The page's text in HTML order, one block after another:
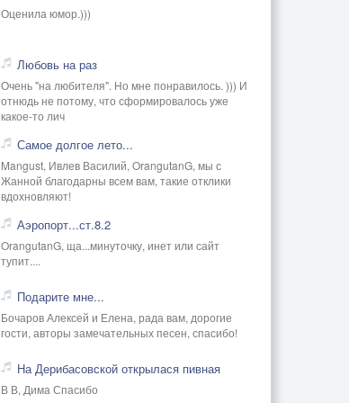
Оценила юмор.)))
Любовь на раз
Очень "на любителя". Но мне понравилось. ))) И
отнюдь не потому, что сформировалось уже
какое-то лич
Самое долгое лето...
Mangust, Ивлев Василий, OrangutanG, мы с
Жанной благодарны всем вам, такие отклики
вдохновляют!
Аэропорт...ст.8.2
OrangutanG, ща...минуточку, инет или сайт
тупит....
Подарите мне...
Бочаров Алексей и Елена, рада вам, дорогие
гости, авторы замечательных песен, спасибо!
На Дерибасовской открылася пивная
В В, Дима Спасибо